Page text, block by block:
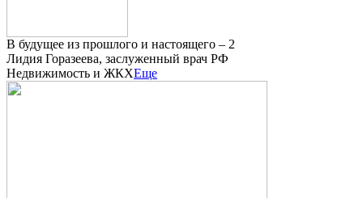
В будущее из прошлого и настоящего – 2
Лидия Горазеева, заслуженный врач РФ
Недвижимость и ЖКХЕще